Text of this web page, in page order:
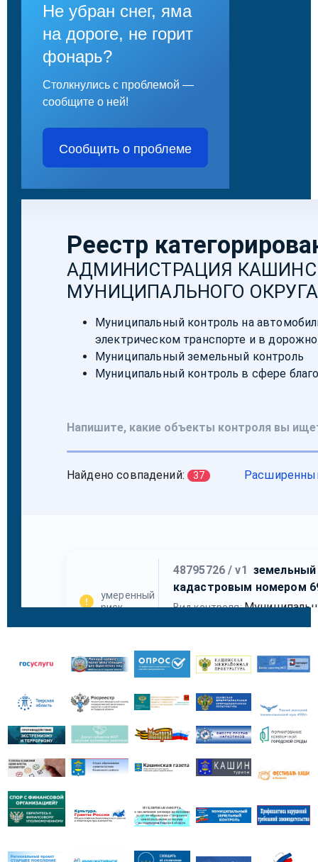
Не убран снег, яма
на дороге, не горит
фонарь?
Столкнулись с проблемой —
сообщите о ней!
Сообщить о проблеме